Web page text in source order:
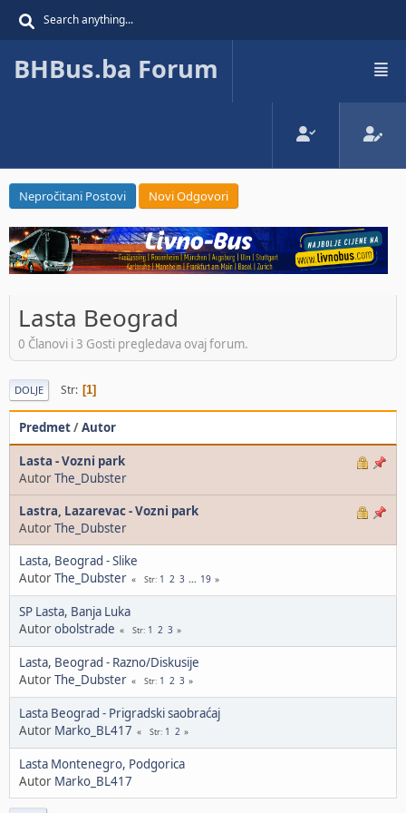
BHBus.ba Forum
Nepročitani Postovi Novi Odgovori
Lasta Beograd
0 Članovi i 3 Gosti pregledava ovaj forum.
DOLJE Str 1
Predmet/Autor
Lasta - Vozni park
AutorThe_Dubster
Lastra, Lazarevac - Vozni park
AutorThe_Dubster
Lasta, Beograd - Slike
AutorThe_Dubster Str 1 2 3 ... 19
SP Lasta, Banja Luka
Autorobolstrade Str 1 2 3
Lasta, Beograd - Razno/Diskusije
AutorThe_Dubster Str 1 2 3
Lasta Beograd - Prigradski saobraćaj
Autor Marko_BL417 Str 1 2
Lasta Montenegro, Podgorica
Autor Marko_BL417